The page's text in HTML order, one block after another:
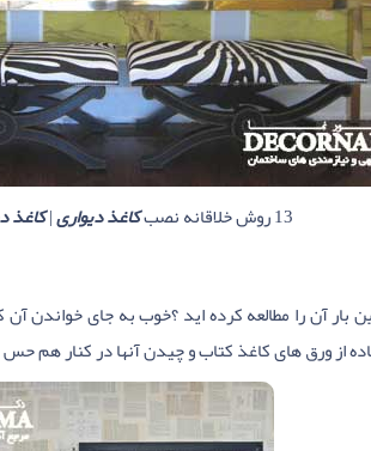
13 روش خلاقانه نصب کاغذ دیواری|کاغذ
بار آن را مطالعه کرده اید ؟خوب به جای خواندن
از ورق های کاغذ کتاب و چیدن آنها در کنار هم